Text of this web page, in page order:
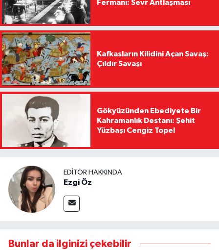
Fermanı: Sevr Antlaşması
Kafkasların Kilidini Açan Savaş:
Çıldır Savaşı
Gökyüzünden Ebediyete Bir
Kahramanlık Destanı: Şehit
Yüzbaşı Cengiz Topel
EDITÖR HAKKINDA
Ezgi Öz
Bunlar da ilginizi çekebilir